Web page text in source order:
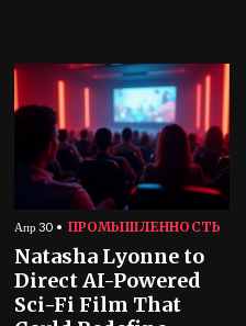
Апр 30 ПРОМЫШЛЕННОСТЬ
Natasha Lyonne to
Direct AI-Powered
Sci-Fi Film That